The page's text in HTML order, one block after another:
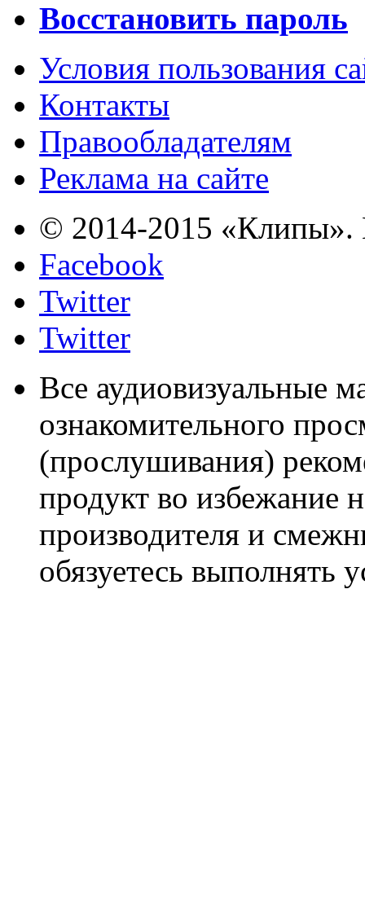
Восстановить пароль
Условия пользования
Контакты
Правообладателям
Реклама на сайте
© 2014-2015 «Клипы».
Facebook
Twitter
Twitter
Все аудиовизуальные
ознакомительного
(прослушивания)
продукт во избежание
производителя и
обязуетесь выполнять